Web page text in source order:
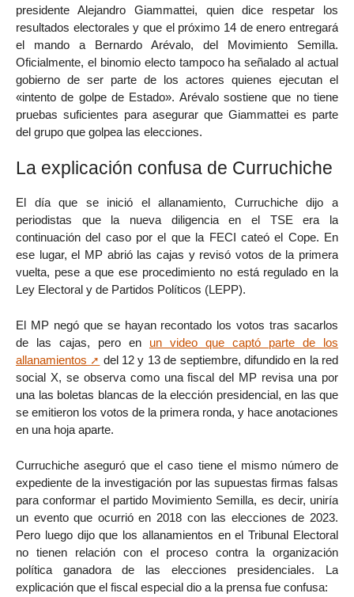
presidente Alejandro Giammattei, quien dice respetar los
resultados electorales y que el próximo 14 de enero entregará
el mando a Bernardo Arévalo, del Movimiento Semilla.
Oficialmente, el binomio electo tampoco ha señalado al actual
gobierno de ser parte de los actores quienes ejecutan el
«intento de golpe de Estado». Arévalo sostiene que no tiene
pruebas suficientes para asegurar que Giammattei es parte
del grupo que golpea las elecciones.
La explicación confusa de Curruchiche
El día que se inició el allanamiento, Curruchiche dijo a
periodistas que la nueva diligencia en el TSE era la
continuación del caso por el que la FECI cateó el Cope. En
ese lugar, el MP abrió las cajas y revisó votos de la primera
vuelta, pese a que ese procedimiento no está regulado en la
Ley Electoral y de Partidos Políticos (LEPP).
El MP negó que se hayan recontado los votos tras sacarlos
de las cajas, pero en un video que captó parte de los
allanamientos
del 12 y 13 de septiembre, difundido en la red
social X, se observa como una fiscal del MP revisa una por
una las boletas blancas de la elección presidencial, en las que
se emitieron los votos de la primera ronda, y hace anotaciones
en una hoja aparte.
Curruchiche aseguró que el caso tiene el mismo número de
expediente de la investigación por las supuestas firmas falsas
para conformar el partido Movimiento Semilla, es decir, uniría
un evento que ocurrió en 2018 con las elecciones de 2023.
Pero luego dijo que los allanamientos en el Tribunal Electoral
no tienen relación con el proceso contra la organización
política ganadora de las elecciones presidenciales. La
explicación que el fiscal especial dio a la prensa fue confusa: